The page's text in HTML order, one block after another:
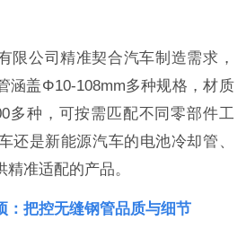
限公司精准契合汽车制造需求，
涵盖Φ10-108mm多种规格，材质
多种，可按需匹配不同零部件工
还是新能源汽车的电池冷却管、
准适配的产品。
：把控无缝钢管品质与细节